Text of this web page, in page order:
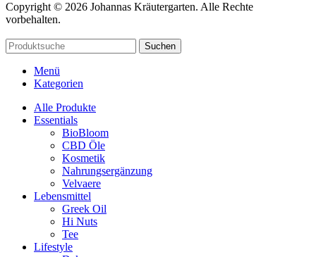
Copyright © 2026 Johannas Kräutergarten. Alle Rechte
vorbehalten.
Suchen
Menü
Kategorien
Alle Produkte
Essentials
BioBloom
CBD Öle
Kosmetik
Nahrungsergänzung
Velvaere
Lebensmittel
Greek Oil
Hi Nuts
Tee
Lifestyle